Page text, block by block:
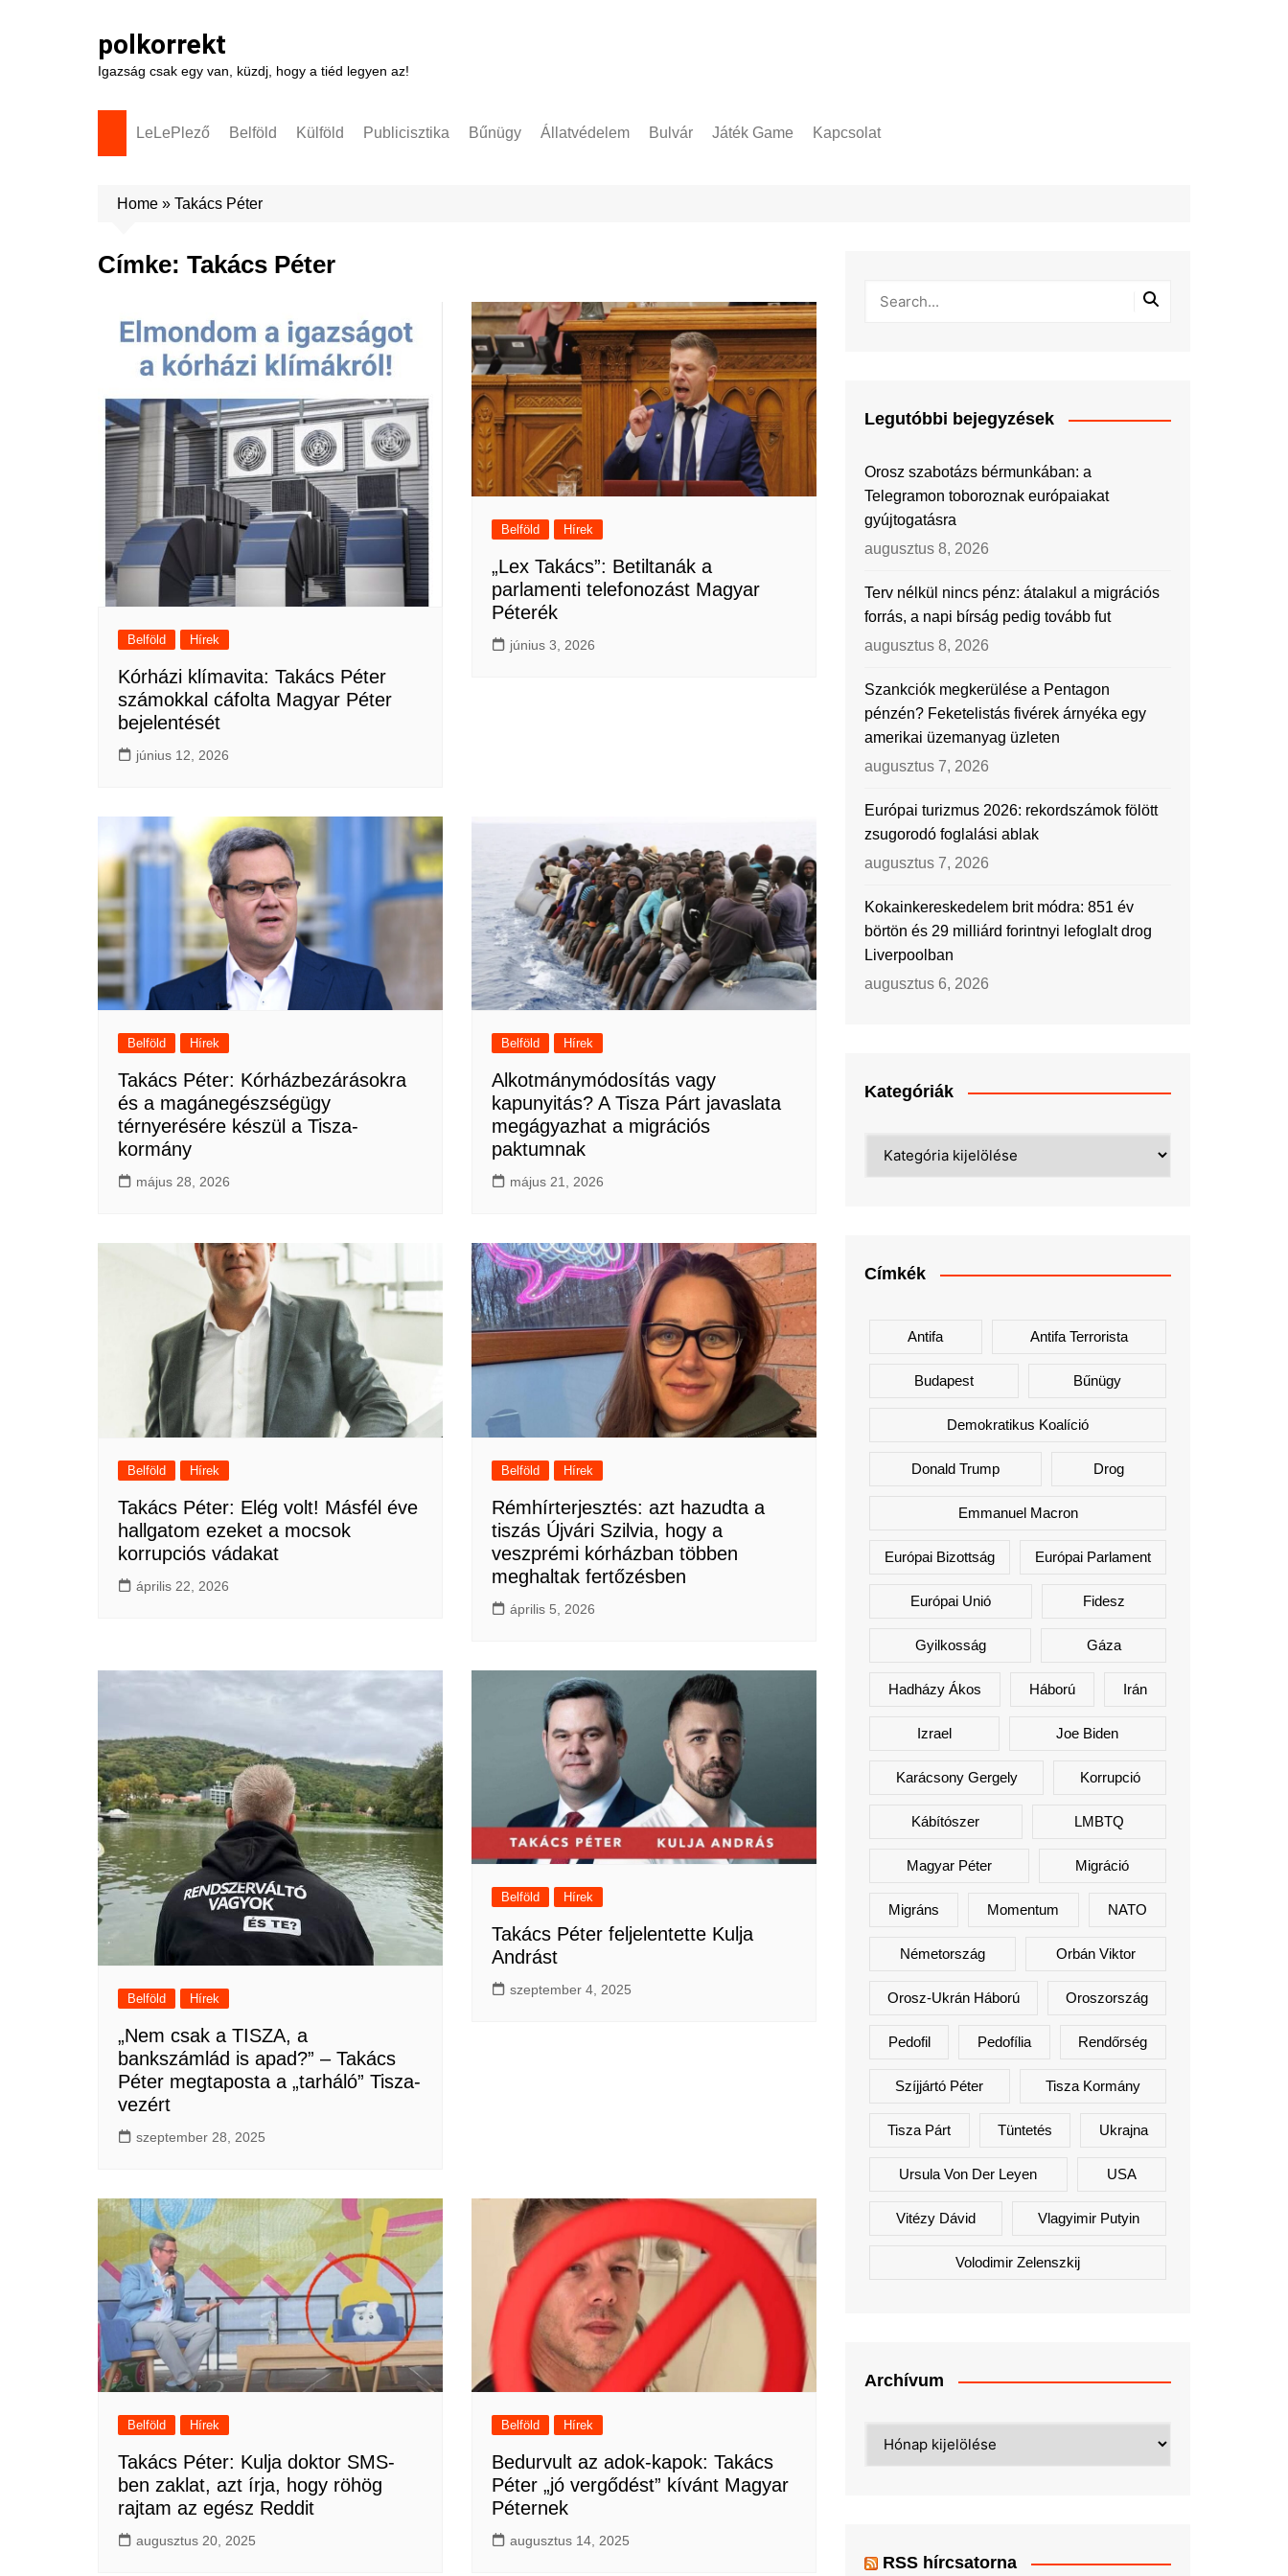
polkorrekt
Igazság csak egy van, küzdj, hogy a tiéd legyen az!
LeLePlező Belföld Külföld Publicisztika Bűnügy Állatvédelem Bulvár Játék Game Kapcsolat
Home » Takács Péter
Címke: Takács Péter
Belföld Hírek
Kórházi klímavita: Takács Péter
számokkal cáfolta Magyar Péter
bejelentését
június 12, 2026
Belföld Hírek
„Lex Takács”: Betiltanák a
parlamenti telefonozást Magyar
Péterék
június 3, 2026
Belföld Hírek
Takács Péter: Kórházbezárásokra
és a magánegészségügy
térnyerésére készül a Tisza-
kormány
május 28, 2026
Belföld Hírek
Alkotmánymódosítás vagy
kapunyitás? A Tisza Párt javaslata
megágyazhat a migrációs
paktumnak
május 21, 2026
Belföld Hírek
Takács Péter: Elég volt! Másfél éve
hallgatom ezeket a mocsok
korrupciós vádakat
április 22, 2026
Belföld Hírek
Rémhírterjesztés: azt hazudta a
tiszás Újvári Szilvia, hogy a
veszprémi kórházban többen
meghaltak fertőzésben
április 5, 2026
Belföld Hírek
„Nem csak a TISZA, a
bankszámlád is apad?” – Takács
Péter megtaposta a „tarháló” Tisza-
vezért
szeptember 28, 2025
Belföld Hírek
Takács Péter feljelentette Kulja
Andrást
szeptember 4, 2025
Belföld Hírek
Takács Péter: Kulja doktor SMS-
ben zaklat, azt írja, hogy röhög
rajtam az egész Reddit
augusztus 20, 2025
Belföld Hírek
Bedurvult az adok-kapok: Takács
Péter „jó vergődést” kívánt Magyar
Péternek
augusztus 14, 2025
Legutóbbi bejegyzések
Orosz szabotázs bérmunkában: a
Telegramon toboroznak európaiakat
gyújtogatásra
augusztus 8, 2026
Terv nélkül nincs pénz: átalakul a migrációs
forrás, a napi bírság pedig tovább fut
augusztus 8, 2026
Szankciók megkerülése a Pentagon
pénzén? Feketelistás fivérek árnyéka egy
amerikai üzemanyag üzleten
augusztus 7, 2026
Európai turizmus 2026: rekordszámok fölött
zsugorodó foglalási ablak
augusztus 7, 2026
Kokainkereskedelem brit módra: 851 év
börtön és 29 milliárd forintnyi lefoglalt drog
Liverpoolban
augusztus 6, 2026
Kategóriák
Címkék
Antifa Antifa Terrorista
Budapest Bűnügy
Demokratikus Koalíció
Donald Trump Drog
Emmanuel Macron
Európai Bizottság Európai Parlament
Európai Unió Fidesz
Gyilkosság Gáza
Hadházy Ákos Háború Irán
Izrael Joe Biden
Karácsony Gergely Korrupció
Kábítószer LMBTQ
Magyar Péter Migráció
Migráns Momentum NATO
Németország Orbán Viktor
Orosz-Ukrán Háború Oroszország
Pedofil Pedofília Rendőrség
Szíjjártó Péter Tisza Kormány
Tisza Párt Tüntetés Ukrajna
Ursula Von Der Leyen USA
Vitézy Dávid Vlagyimir Putyin
Volodimir Zelenszkij
Archívum
RSS hírcsatorna